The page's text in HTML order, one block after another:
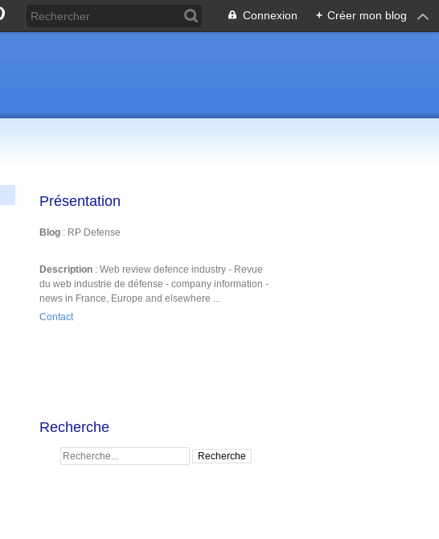
Connexion + Créer mon blog
Présentation
Blog : RP Defense
Description : Web review defence industry - Revue
du web industrie de défense - company information -
news in France, Europe and elsewhere ...
Contact
Recherche